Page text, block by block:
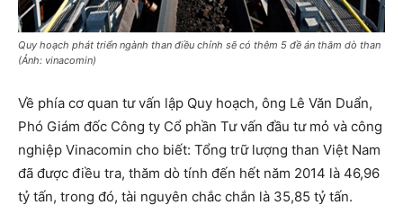
Quy hoạch phát triển ngành than điều chỉnh sẽ có thêm 5 đề án thăm dò than
(Ảnh: vinacomin)
Về phía cơ quan tư vấn lập Quy hoạch, ông Lê Văn Duẩn,
Phó Giám đốc Công ty Cổ phần Tư vấn đầu tư mỏ và công
nghiệp Vinacomin cho biết: Tổng trữ lượng than Việt Nam
đã được điều tra, thăm dò tính đến hết năm 2014 là 46,96
tỷ tấn, trong đó, tài nguyên chắc chắn là 35,85 tỷ tấn.